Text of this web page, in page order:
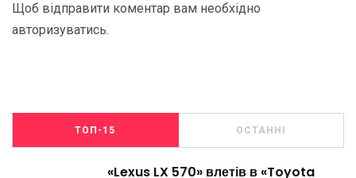
Щоб відправити коментар вам необхідно
авторизуватись.
ТОП-15 ОСТАННІ
«Lexus LX 570» влетів в «Toyota